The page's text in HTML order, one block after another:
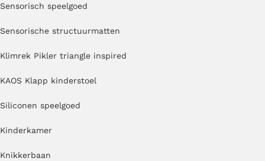
Sensorisch speelgoed
Sensorische structuurmatten
Klimrek Pikler triangle inspired
KAOS Klapp kinderstoel
Siliconen speelgoed
Kinderkamer
Knikkerbaan